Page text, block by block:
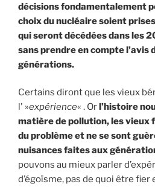
décisions fondamentalement
choix du nucléaire soient
qui seront décédées dans les
sans prendre en compte l’avis
générations.
Certains diront que les vieux
l' »expérience« . Orl’histoire
matière de pollution, les
du problème et ne se sont
nuisances faites aux
pouvons au mieux parler
d’égoïsme, pas de quoi être